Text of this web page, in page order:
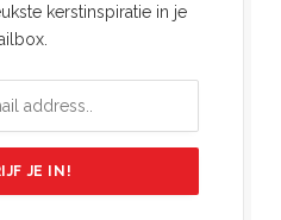
kerstinspiratie in je